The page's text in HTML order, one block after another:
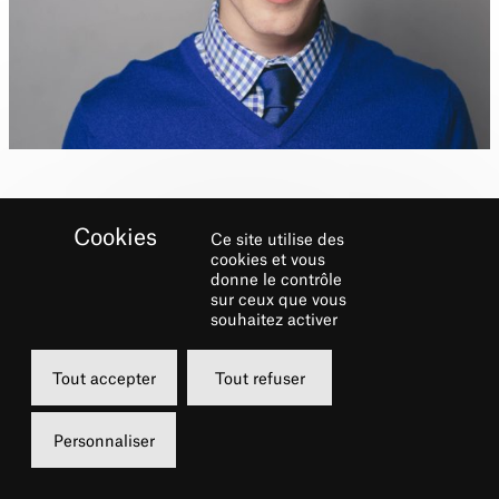
Cory s’est produit dans plusieurs spectacles
de Broadway et off-Broadway, dans des
théâtres à travers les États-Unis ainsi que
dans des émissions de télévision. Il est
Ce site utilise des
cookies et vous
donne le contrôle
sur ceux que vous
souhaitez activer
Tout accepter Tout refuser
Personnaliser